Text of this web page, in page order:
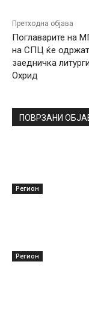
Претходна објава
Поглаварите на
на СПЦ ќе одржат
заедничка
Охрид
ПОВРЗАНИ
Регион
Регион